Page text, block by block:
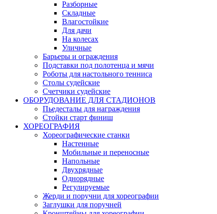
Разборные
Складные
Влагостойкие
Для дачи
На колесах
Уличные
Барьеры и ограждения
Подставки под полотенца и мячи
Роботы для настольного тенниса
Столы судейские
Счетчики судейские
ОБОРУДОВАНИЕ ДЛЯ СТАДИОНОВ
Пьедесталы для награждения
Стойки старт финиш
ХОРЕОГРАФИЯ
Хореографические станки
Настенные
Мобильные и переносные
Напольные
Двухрядные
Однорядные
Регулируемые
Жерди и поручни для хореографии
Заглушки для поручней